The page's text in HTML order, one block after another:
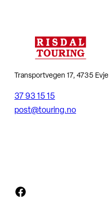
Transportvegen 17, 4735 Evje
37 93 15 15
post@touring.no
Facebook